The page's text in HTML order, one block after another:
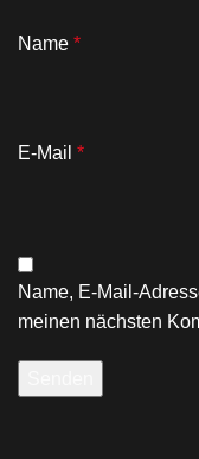
Name *
E-Mail *
Name, E-Mail-
meinen nächsten